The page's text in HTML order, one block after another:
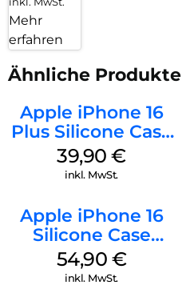
Mehr
erfahren
Ähnliche Produkte
Apple iPhone 16
Plus Silicone Case
MagSafe Plum
39,90€
inkl. MwSt.
Apple iPhone 16
Silicone Case
MagSafe Black
54,90 €
inkl. MwSt.